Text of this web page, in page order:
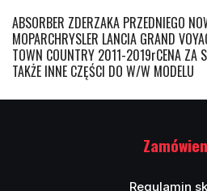
ABSORBER ZDERZAKA PRZEDNIEGO
MOPARCHRYSLER LANCIA GRAND
TOWN COUNTRY 2011-2019rCENA ZA
TAKŻE INNE CZĘŚCI DO W/W MODELU
Regulamin